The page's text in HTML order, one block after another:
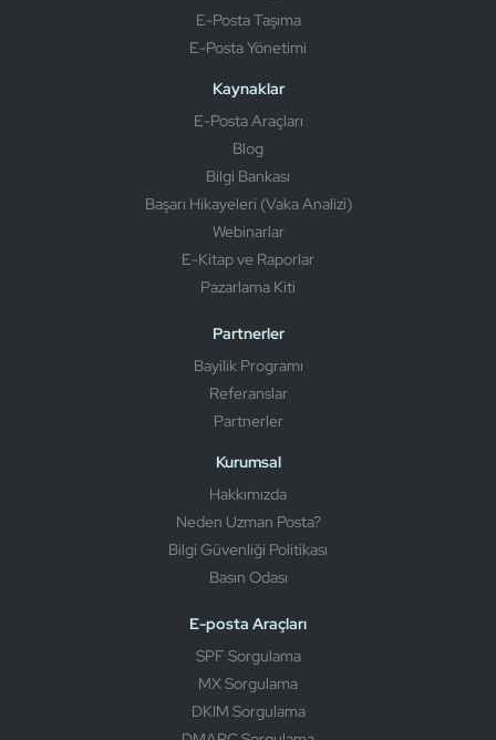
E-Posta Taşıma
E-Posta Yönetimi
Kaynaklar
E-Posta Araçları
Blog
Bilgi Bankası
Başarı Hikayeleri (Vaka Analizi)
Webinarlar
E-Kitap ve Raporlar
Pazarlama Kiti
Partnerler
Bayilik Programı
Referanslar
Partnerler
Kurumsal
Hakkımızda
Neden Uzman Posta?
Bilgi Güvenliği Politikası
Basın Odası
E-posta Araçları
SPF Sorgulama
MX Sorgulama
DKIM Sorgulama